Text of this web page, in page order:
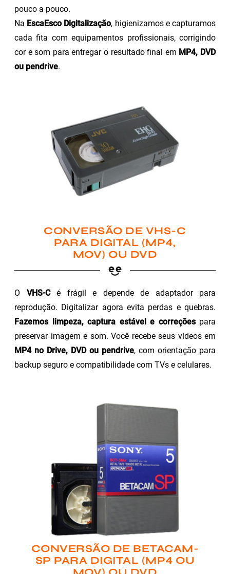
pouco a pouco.
Na EscaEsco Digitalização, higienizamos e capturamos
cada fita com equipamentos profissionais, corrigindo
cor e som para entregar o resultado final em MP4, DVD
ou pendrive.
CONVERSÃO DE VHS-C
PARA DIGITAL (MP4,
MOV) OU DVD
O VHS-Cé frágil e depende de adaptador para
reprodução. Digitalizar agora evita perdas e quebras.
Fazemos limpeza, captura estável e correçõespara
preservar imagem e som. Você recebe seus vídeos em
MP4 no Drive, DVD ou pendrive, com orientação para
backup seguro e compatibilidade com TVs e celulares.
CONVERSÃO DE BETACAM-
SP PARA DIGITAL (MP4 OU